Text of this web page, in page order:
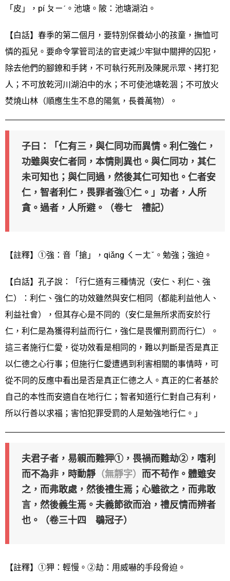
「皮」，pí ㄆㄧˊ。池塘。陂：池塘湖泊。
【白話】春季的第二個月，要特別保養幼小的孩童，撫恤可
憐的孤兒。要命令掌管司法的官吏減少牢獄中關押的囚犯，
除去他們的腳鐐和手銬，不可執行死刑及陳屍示眾、拷打犯
人；不可放乾河川湖泊中的水；不可使池塘乾涸；不可放火
焚燒山林（順應生生不息的陽氣，長養萬物）。
子曰：「仁有三，與仁同功而異情。 利仁強仁，
功雖與安仁者同，本情則異也。 與仁同功，其仁
未可知也；與仁同過，然後其仁可知也。仁者安
仁，智者利仁，畏罪者強①仁。」 功者，人所
貪。過者，人所避。
（卷七 禮記）
【註釋】①強：音「搶」，qiǎng ㄑㄧㄤˇ。勉強；強迫。
【白話】孔子說：「行仁道有三種情況（安仁、利仁、強
仁）：利仁、強仁的功效雖然與安仁相同（都能利益他人、
利益社會），但其存心是不同的（安仁是無所求而安於行
仁，利仁是為獲得利益而行仁，強仁是畏懼刑罰而行仁）。
這三者施行仁愛，從功效看是相同的，難以判斷是否是真正
以仁德之心行事；但施行仁愛遭遇到利害相關的事情時，可
從不同的反應中看出是否是真正仁德之人。真正的仁者基於
自己的本性而安適自在地行仁；智者知道行仁對自己有利，
所以行善以求福；害怕犯罪受罰的人是勉強地行仁。」
夫君子者，易親而難狎①，畏禍而難劫②，嗜利
而不為非，時動靜（無靜字） 而不苟作。體雖安
之，而弗敢處，然後禮生焉；心雖欲之，而弗敢
言，然後義生焉。夫義節欲而治，禮反情而辨者
也。（卷三十四 鶡冠子）
【註釋】①狎：輕慢。②劫：用威嚇的手段脅迫。